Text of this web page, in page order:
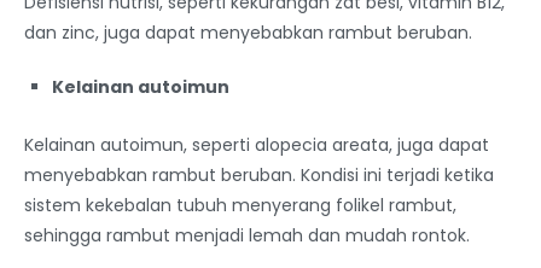
dan zinc, juga dapat menyebabkan rambut beruban.
Kelainan autoimun
Kelainan autoimun, seperti alopecia areata, juga dapat
menyebabkan rambut beruban. Kondisi ini terjadi ketika
sistem kekebalan tubuh menyerang folikel rambut,
sehingga rambut menjadi lemah dan mudah rontok.